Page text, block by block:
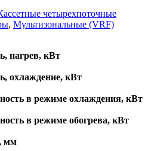
четырехпоточные
, Мультизональные (VRF)
нагрев, кВт
охлаждение, кВт
в режиме охлаждения, кВт
в режиме обогрева, кВт
мм